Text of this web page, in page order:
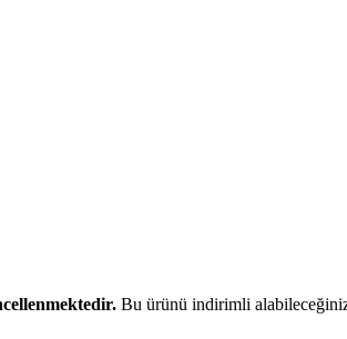
Bu ürünü indirimli alabileceğiniz